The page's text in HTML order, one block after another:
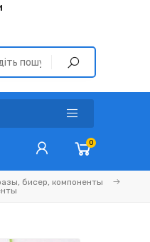
0
бисер, компоненты